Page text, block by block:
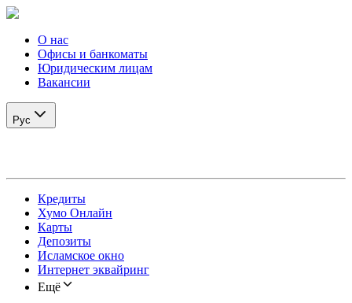
О нас
Офисы и банкоматы
Юридическим лицам
Вакансии
Рус
Кредиты
Хумо Онлайн
Карты
Депозиты
Исламское окно
Интернет эквайринг
Ещё